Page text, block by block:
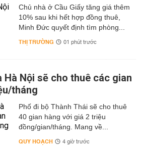
Chủ nhà ở Cầu Giấy tăng giá thêm
10% sau khi hết hợp đồng thuê,
Minh Đức quyết định tìm phòng...
THỊ TRƯỜNG 01 phút trước
Hà Nội sẽ cho thuê các gian
tháng
Phố đi bộ Thành Thái sẽ cho thuê
40 gian hàng với giá 2 triệu
đồng/gian/tháng. Mang về...
QUY HOẠCH 4 giờ trước